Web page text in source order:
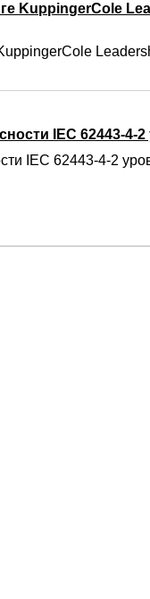
KuppingerCole
IEC 62443-4-
IEC 62443-4-2